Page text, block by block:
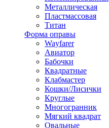
Металлическая
Пластмассовая
Титан
Форма оправы
Wayfarer
Авиатор
Бабочки
Квадратные
Клабмастер
Кошки/Лисички
Круглые
Многогранник
Мягкий квадрат
Овальные